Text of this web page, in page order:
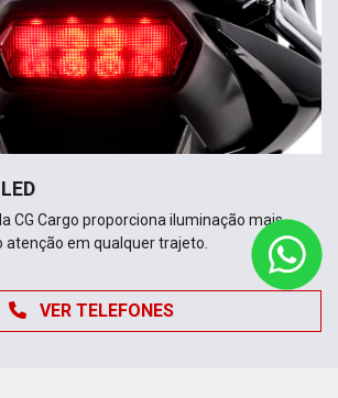
CG Cargo proporciona iluminação mais
atenção em qualquer trajeto.
VER TELEFONES